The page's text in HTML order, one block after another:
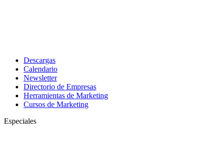
Descargas
Calendario
Newsletter
Directorio de Empresas
Herramientas de Marketing
Cursos de Marketing
Especiales